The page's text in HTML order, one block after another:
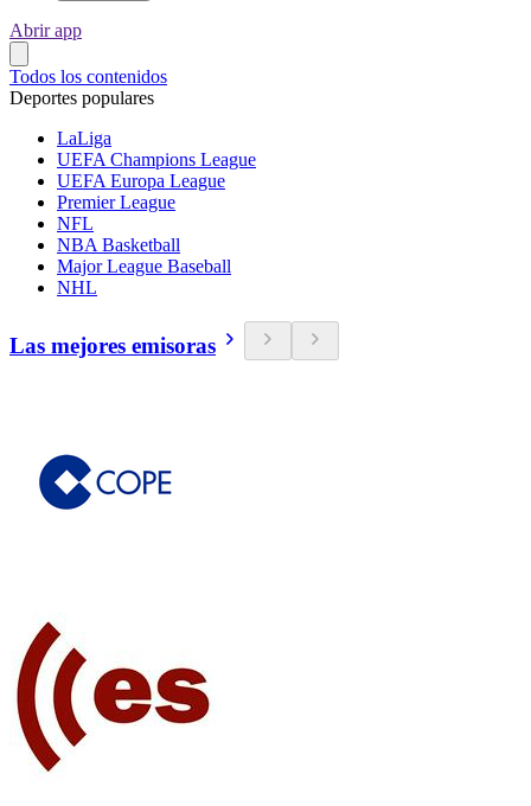
Abrir app
Todos los contenidos
Deportes populares
LaLiga
UEFA Champions League
UEFA Europa League
Premier League
NFL
NBA Basketball
Major League Baseball
NHL
Las mejores emisoras